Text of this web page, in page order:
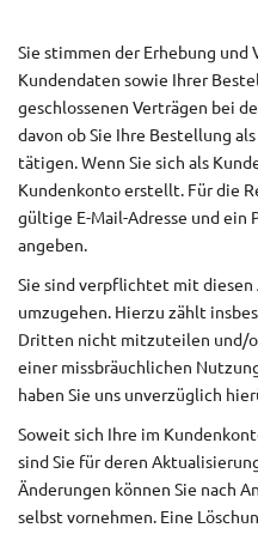
Sie stimmen der Erhebung
Kundendaten sowie Ihrer
geschlossenen Verträgen bei
davon ob Sie Ihre Bestellung
tätigen. Wenn Sie sich als
Kundenkonto erstellt. Für die
gültige E-Mail-Adresse und ein
angeben.
Sie sind verpflichtet mit
umzugehen. Hierzu zählt
Dritten nicht mitzuteilen und/
einer missbräuchlichen
haben Sie uns unverzüglich
Soweit sich Ihre im
sind Sie für deren
Änderungen können Sie nach
selbst vornehmen. Eine